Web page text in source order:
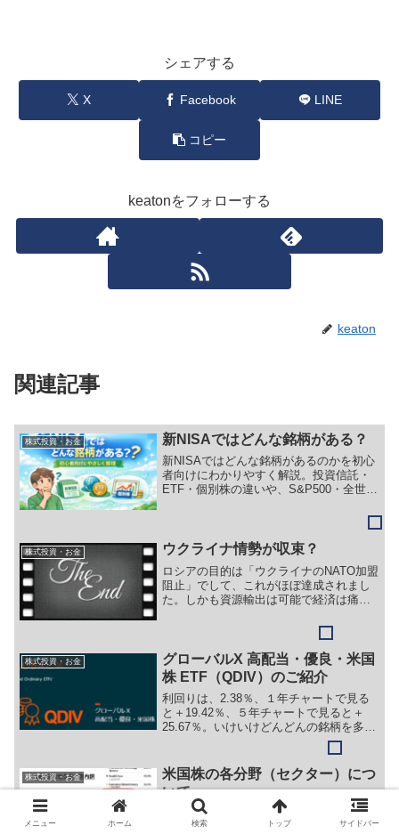
シェアする
X Facebook LINE
コピー
keatonをフォローする
keaton
関連記事
株式投資・お金 新NISAではどんな銘柄がある？
新NISAではどんな銘柄があるのかを初心
者向けにわかりやすく解説。投資信託・
ETF・個別株の違いや、S&P500・全世界
株式投資・お金 ウクライナ情勢が収束？
ロシアの目的は「ウクライナのNATO加盟
阻止」でして、これがほぼ達成されまし
た。しかも資源輸出は可能で経済は痛ま
力行使ができない状況で、ロシア側の勝
株式投資・お金
グローバルX 高配当・優良・米国
株 ETF（QDIV）のご紹介
利回りは、2.38％、１年チャートで見る
と＋19.42％、５年チャートで見ると＋
25.67％。いけいけどんどんの銘柄を多め
にお伝えしておりましたので、今回は落
ち着いた銘柄をご紹介いたします。みな
さんのポートフォリオの一角の候補とし
てご検討されてみてはいかがでしょう
株式投資・お金
米国株の各分野（セクター）につ
いて
これまでいくつか企業の紹介をしてきま
したが、それはほんの一部の一部でまだ
メニュー ホーム 検索 トップ サイドバー